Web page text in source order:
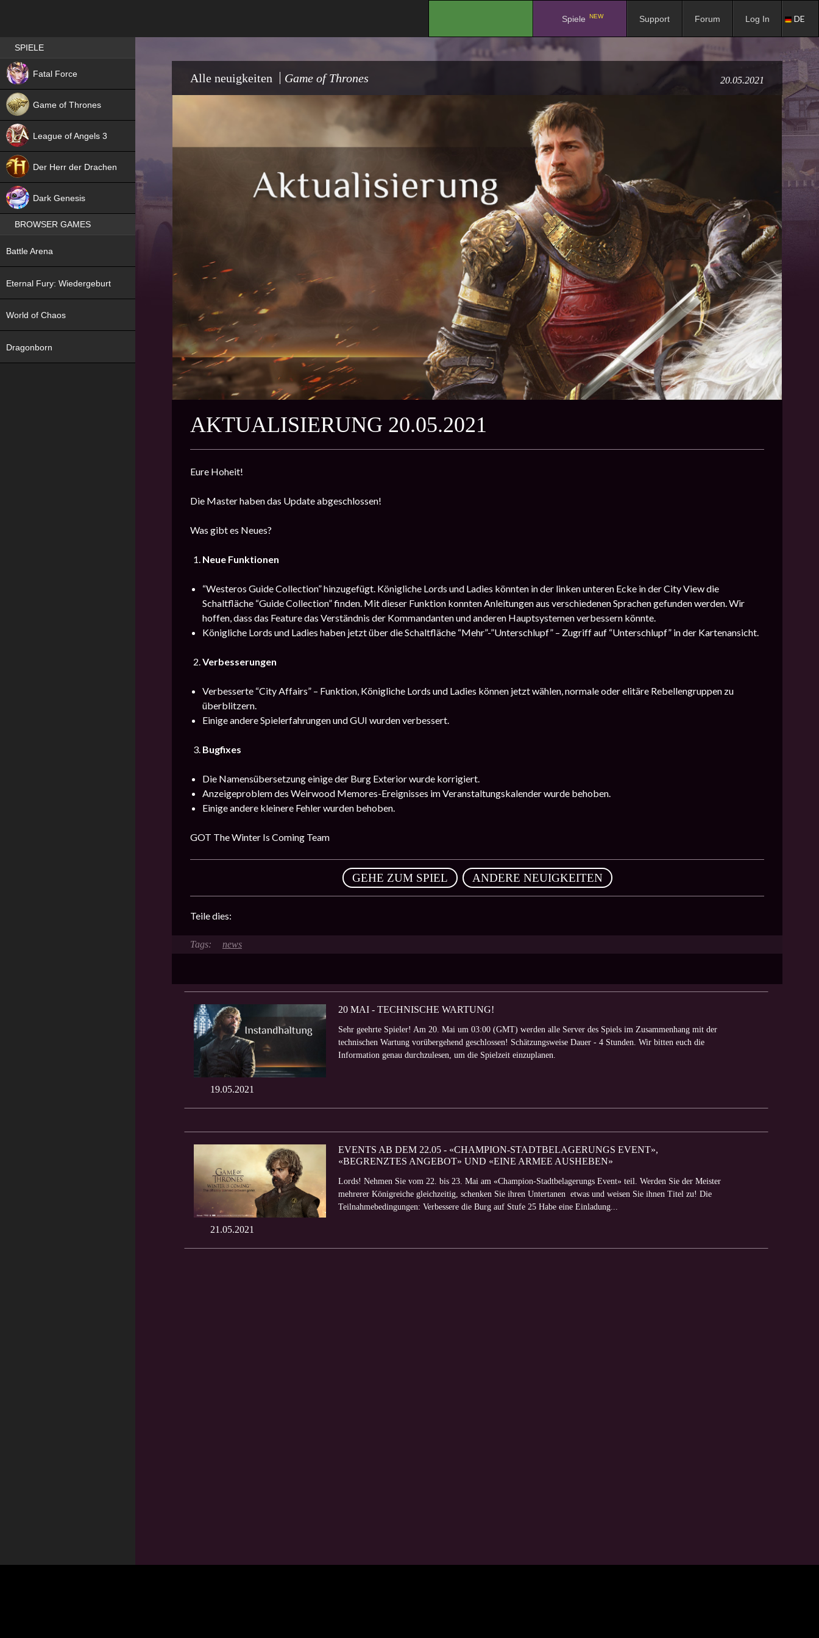
Spiele NEW Support Forum Log In DE
Alle neuigkeiten Game of Thrones 20.05.2021
AKTUALISIERUNG 20.05.2021
Eure Hoheit!
Die Master haben das Update abgeschlossen!
Was gibt es Neues?
Neue Funktionen
“Westeros Guide Collection” hinzugefügt. Königliche Lords und Ladies könnten in der linken unteren Ecke in der City View die
Schaltfläche “Guide Collection” finden. Mit dieser Funktion konnten Anleitungen aus verschiedenen Sprachen gefunden werden. Wir
hoffen, dass das Feature das Verständnis der Kommandanten und anderen Hauptsystemen verbessern könnte.
Königliche Lords und Ladies haben jetzt über die Schaltfläche “Mehr”-”Unterschlupf” – Zugriff auf “Unterschlupf” in der Kartenansicht.
Verbesserungen
Verbesserte “City Affairs” – Funktion, Königliche Lords und Ladies können jetzt wählen, normale oder elitäre Rebellengruppen zu
überblitzern.
Einige andere Spielerfahrungen und GUI wurden verbessert.
Bugfixes
Die Namensübersetzung einige der Burg Exterior wurde korrigiert.
Anzeigeproblem des Weirwood Memores-Ereignisses im Veranstaltungskalender wurde behoben.
Einige andere kleinere Fehler wurden behoben.
GOT The Winter Is Coming Team
GEHE ZUM SPIEL , ANDERE NEUIGKEITEN
Teile dies:
news
19.05.2021
20 MAI - TECHNISCHE WARTUNG!
Sehr geehrte Spieler! Am 20. Mai um 03:00 (GMT) werden alle Server des Spiels im Zusammenhang mit der
technischen Wartung vorübergehend geschlossen! Schätzungsweise Dauer - 4 Stunden. Wir bitten euch die
Information genau durchzulesen, um die Spielzeit einzuplanen.
21.05.2021
EVENTS AB DEM 22.05 - «CHAMPION-STADTBELAGERUNGS EVENT»,
«BEGRENZTES ANGEBOT» UND «EINE ARMEE AUSHEBEN»
Lords! Nehmen Sie vom 22. bis 23. Mai am «Champion-Stadtbelagerungs Event» teil. Werden Sie der Meister
mehrerer Königreiche gleichzeitig, schenken Sie ihren Untertanen etwas und weisen Sie ihnen Titel zu! Die
Teilnahmebedingungen: Verbessere die Burg auf Stufe 25 Habe eine Einladung...
Best RPG games in Germany
SPIELE
Fatal Force
Game of Thrones
League of Angels 3
Der Herr der Drachen
Dark Genesis
BROWSER GAMES
Battle Arena
Eternal Fury: Wiedergeburt
World of Chaos
Dragonborn